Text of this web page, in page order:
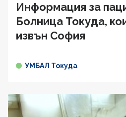
Информация за
Болница Токуда,
извън София
УМБАЛ Токуда